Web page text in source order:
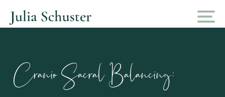
Cranio Sacral Balancing: